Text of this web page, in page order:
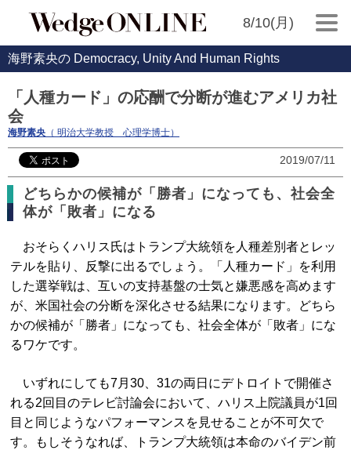
8/10(月)
海野素央の Democracy, Unity And Human Rights
「人種カード」の応酬で分断が進むアメリカ社
会
海野素央 （ 明治大学教授 心理学博士）
2019/07/11
どちらかの候補が「勝者」になっても、社会全
体が「敗者」になる
おそらくハリス氏はトランプ大統領を人種差別者とレッ
テルを貼り、反撃に出るでしょう。「人種カード」を利用
した選挙戦は、互いの支持基盤の士気と嫌悪感を高めます
が、米国社会の分断を深化させる結果になります。どちら
かの候補が「勝者」になっても、社会全体が「敗者」にな
るワケです。
いずれにしても7月30、31の両日にデトロイトで開催さ
れる2回目のテレビ討論会において、ハリス上院議員が1回
目と同じようなパフォーマンスを見せることが不可欠で
す。もしそうなれば、トランプ大統領は本命のバイデン前